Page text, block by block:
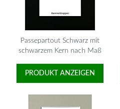
Passepartout Schwarz mit
schwarzem Kern nach Maß
PRODUKT ANZEIGEN